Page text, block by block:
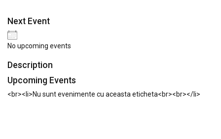
Next Event
No upcoming events
Description
Upcoming Events
<br><li>Nu sunt evenimente cu aceasta eticheta<br><br></li>